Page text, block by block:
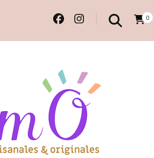
0